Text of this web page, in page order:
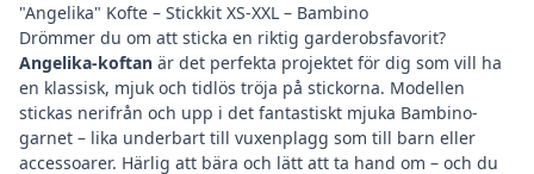
"Angelika" Kofte – Stickkit XS-XXL – Bambino
Drömmer du om att sticka en riktig garderobsfavorit?
Angelika-koftan är det perfekta projektet för dig som vill ha
en klassisk, mjuk och tidlös tröja på stickorna. Modellen
stickas nerifrån och upp i det fantastiskt mjuka Bambino-
garnet – lika underbart till vuxenplagg som till barn eller
accessoarer. Härlig att bära och lätt att ta hand om – och du